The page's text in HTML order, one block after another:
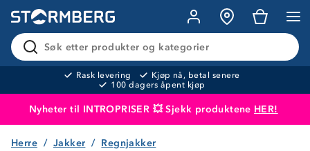
Søk etter produkter og kategorier
Rask levering
Kjøp nå, betal senere
100 dagers åpent kjøp
Nyheter til INTROPRISER 💥 Sjekk produktene HER!
Produktet er lagt i handlekurven
Herre Jakker Regnjakker